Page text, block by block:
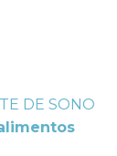
DE SONO